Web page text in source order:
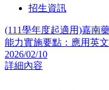
招生資訊
(111學年度起適用)嘉南
能力實施要點：應用英
2026/02/10
詳細內容